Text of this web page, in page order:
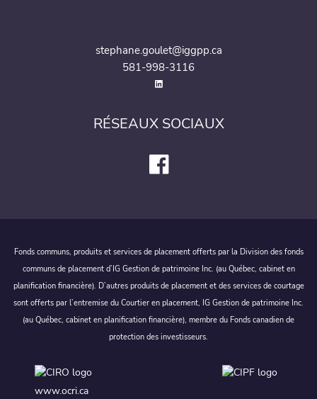
stephane.goulet@iggpp.ca
581-998-3116
RÉSEAUX SOCIAUX
Fonds communs, produits et services de placement offerts par la Division des fonds
communs de placement d’IG Gestion de patrimoine Inc. (au Québec, cabinet en
planification financière). D’autres produits de placement et des services de courtage
sont offerts par l’entremise du Courtier en placement, IG Gestion de patrimoine Inc.
(au Québec, cabinet en planification financière), membre du Fonds canadien de
protection des investisseurs.
www.ocri.ca